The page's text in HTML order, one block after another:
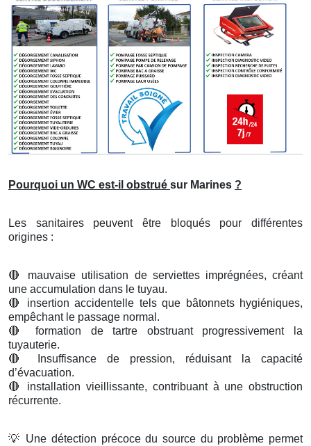
Pourquoi un WC est-il obstrué sur Marines ?
Les sanitaires peuvent être bloqués pour différentes
origines :
🔴
mauvaise utilisation de serviettes imprégnées, créant
une accumulation dans le tuyau.
🔴
insertion accidentelle tels que bâtonnets hygiéniques,
empêchant le passage normal.
🔴
formation de tartre obstruant progressivement la
tuyauterie.
🔴
Insuffisance de pression, réduisant la capacité
d’évacuation.
🔴
installation vieillissante, contribuant à une obstruction
récurrente.
💡 Une détection précoce du source du problème permet